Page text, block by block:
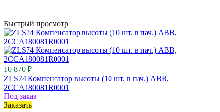
Быстрый просмотр
10 870 ₽
ZLS74 Компенсатор высоты (10 шт. в пач.) ABB,
2CCA180081R0001
Под заказ
Заказать